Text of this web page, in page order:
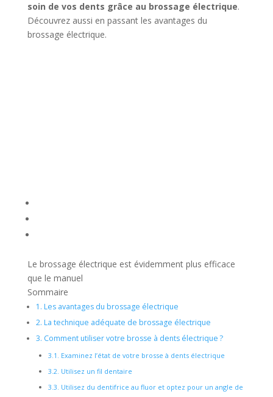
soin de vos dents grâce au brossage électrique.
Découvrez aussi en passant les avantages du
brossage électrique.
Le brossage électrique est évidemment plus efficace
que le manuel
Sommaire
1. Les avantages du brossage électrique
2. La technique adéquate de brossage électrique
3. Comment utiliser votre brosse à dents électrique ?
3.1. Examinez l’état de votre brosse à dents électrique
3.2. Utilisez un fil dentaire
3.3. Utilisez du dentifrice au fluor et optez pour un angle de